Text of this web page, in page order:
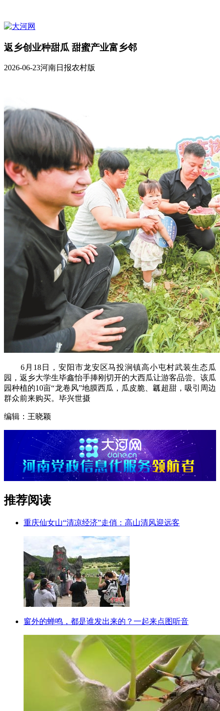
返乡创业种甜瓜 甜蜜产业富乡邻
2026-06-23河南日报农村版
6月18日，安阳市龙安区马投涧镇高小屯村武装生态瓜
园，返乡大学生毕鑫怡手捧刚切开的大西瓜让游客品尝。该瓜
园种植的10亩“龙卷风”地膜西瓜，瓜皮脆、瓤超甜，吸引周边
群众前来购买。毕兴世摄
编辑：王晓颖
推荐阅读
重庆仙女山“清凉经济”走俏：高山清风迎远客
窗外的蝉鸣，都是谁发出来的？一起来点图听音